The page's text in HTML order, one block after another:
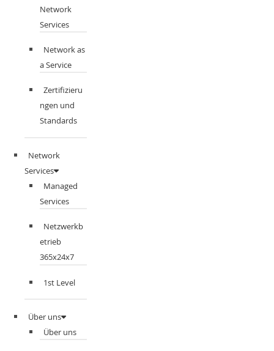
Network
Services
Network as
a Service
Zertifizieru
ngen und
Standards
Network
Services
Managed
Services
Netzwerkb
etrieb
365x24x7
1st Level
Über uns
Über uns